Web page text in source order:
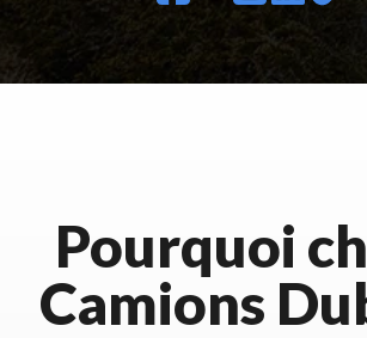
Pourquoi
Camions